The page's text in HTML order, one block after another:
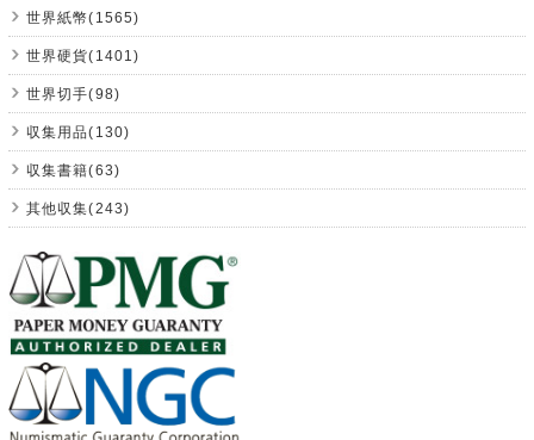
世界紙幣(1565)
世界硬貨(1401)
世界切手(98)
収集用品(130)
収集書籍(63)
其他収集(243)